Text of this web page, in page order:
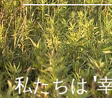
私たちは '